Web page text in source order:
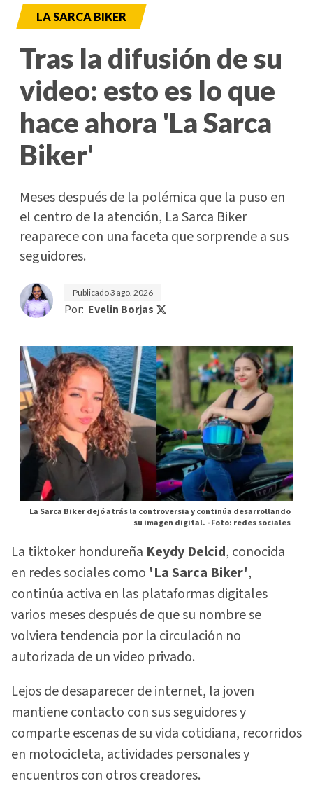
LA SARCA BIKER
Tras la difusión de su
video: esto es lo que
hace ahora 'La Sarca
Biker'
Meses después de la polémica que la puso en
el centro de la atención, La Sarca Biker
reaparece con una faceta que sorprende a sus
seguidores.
Publicado3 ago. 2026
Por: Evelin Borjas
La Sarca Biker dejó atrás la controversia y continúa desarrollando
su imagen digital. -Foto: redes sociales
La tiktoker hondureña Keydy Delcid, conocida
en redes sociales como 'La Sarca Biker',
continúa activa en las plataformas digitales
varios meses después de que su nombre se
volviera tendencia por la circulación no
autorizada de un video privado.
Lejos de desaparecer de internet, la joven
mantiene contacto con sus seguidores y
comparte escenas de su vida cotidiana, recorridos
en motocicleta, actividades personales y
encuentros con otros creadores.